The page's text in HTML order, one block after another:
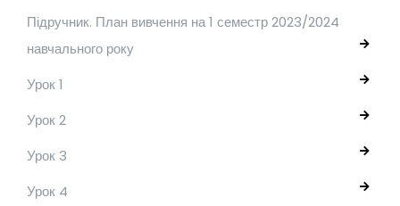
Підручник. План вивчення на 1 семестр 2023/2024
навчального року
Урок 1
Урок 2
Урок 3
Урок 4